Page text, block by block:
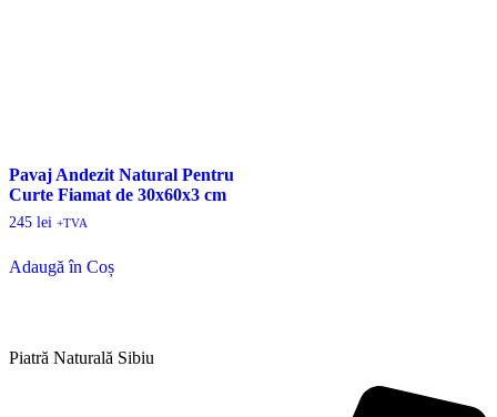
Pavaj Andezit Natural Pentru
Curte Fiamat de 30x60x3 cm
245 lei +TVA
Adaugă în Coș
Piatră Naturală Sibiu